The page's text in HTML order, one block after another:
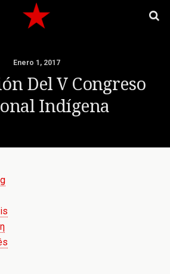
Enero 1, 2017
Del V Congreso
Indígena